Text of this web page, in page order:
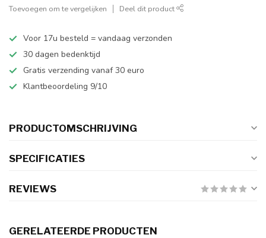
Toevoegen om te vergelijken Deel dit product
Voor 17u besteld = vandaag verzonden
30 dagen bedenktijd
Gratis verzending vanaf 30 euro
Klantbeoordeling 9/10
PRODUCTOMSCHRIJVING
SPECIFICATIES
REVIEWS
GERELATEERDE PRODUCTEN